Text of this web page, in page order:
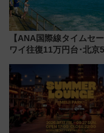
【ANA国際線タイムセ
ワイ往復11万円台･北京
来春のGW旅行まで狙え
ツ路線まとめ（8/10まで